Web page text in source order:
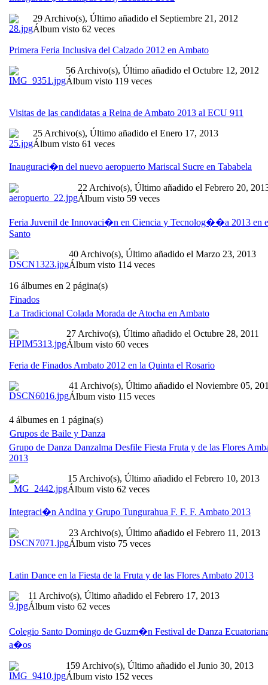
29 Archivo(s), Último añadido el Septiembre 21, 2012
Álbum visto 62 veces
Primera Feria Inclusiva del Calzado 2012 en Ambato
56 Archivo(s), Último añadido el Octubre 12, 2012
Álbum visto 119 veces
Visitas de las candidatas a Reina de Ambato 2013 al ECU 911
25 Archivo(s), Último añadido el Enero 17, 2013
Álbum visto 61 veces
Inauguraci�n del nuevo aeropuerto Mariscal Sucre en Tababela
22 Archivo(s), Último añadido el Febrero 20,
Álbum visto 59 veces
Feria Juvenil de Innovaci�n en Ciencia y Tecnolog��a 2013 en
Santo
40 Archivo(s), Último añadido el Marzo 23, 2013
Álbum visto 114 veces
16 álbumes en 2 página(s)
Finados
La Tradicional Colada Morada de Atocha en Ambato
27 Archivo(s), Último añadido el Octubre 28, 2011
Álbum visto 60 veces
Feria de Finados Ambato 2012 en la Quinta el Rosario
41 Archivo(s), Último añadido el Noviembre 05,
Álbum visto 115 veces
4 álbumes en 1 página(s)
Grupos de Baile y Danza
Grupo de Danza Danzalma Desfile Fiesta Fruta y de las Flores
2013
15 Archivo(s), Último añadido el Febrero 10, 2013
Álbum visto 62 veces
Integraci�n Andina y Grupo Tungurahua F. F. F. Ambato 2013
23 Archivo(s), Último añadido el Febrero 11, 2013
Álbum visto 75 veces
Latin Dance en la Fiesta de la Fruta y de las Flores Ambato 2013
11 Archivo(s), Último añadido el Febrero 17, 2013
Álbum visto 62 veces
Colegio Santo Domingo de Guzm�n Festival de Danza
a�os
159 Archivo(s), Último añadido el Junio 30, 2013
Álbum visto 152 veces